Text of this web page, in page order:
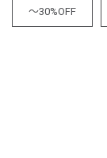
～30%OFF